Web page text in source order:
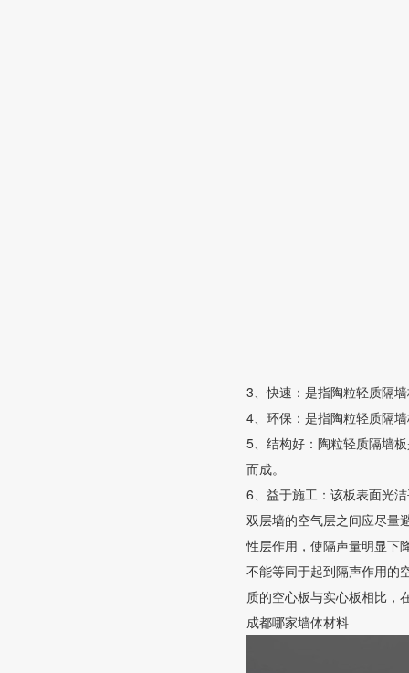
3、快速：是指陶粒轻质隔
4、环保：是指陶粒轻质隔
5、结构好：陶粒轻质隔墙
而成。
6、益于施工：该板表面光
双层墙的空气层之间应尽量
性层作用，使隔声量明显下
不能等同于起到隔声作用的
质的空心板与实心板相比，
成都哪家墙体材料